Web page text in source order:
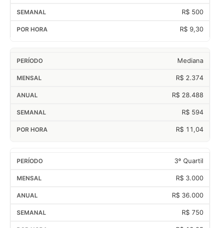
R$ 500
R$ 9,30
Mediana
R$ 2.374
R$ 28.488
R$ 594
R$ 11,04
3º Quartil
R$ 3.000
R$ 36.000
R$ 750